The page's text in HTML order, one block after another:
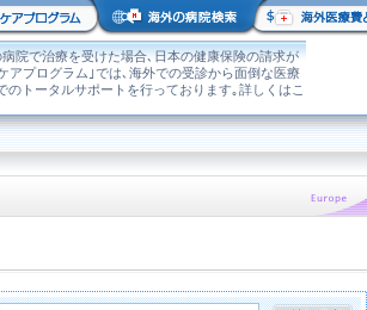
院で治療を受けた場合､日本の健康保険の請求が
アプログラム｣では､海外での受診から面倒な医療
のトータルサポートを行っております｡詳しくはこ